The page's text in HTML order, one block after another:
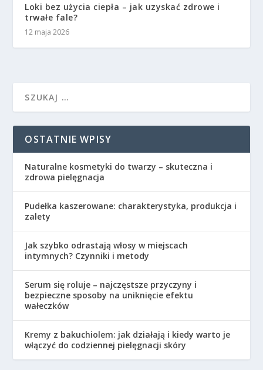
Loki bez użycia ciepła – jak uzyskać zdrowe i
trwałe fale?
12 maja 2026
OSTATNIE WPISY
Naturalne kosmetyki do twarzy – skuteczna i
zdrowa pielęgnacja
Pudełka kaszerowane: charakterystyka, produkcja i
zalety
Jak szybko odrastają włosy w miejscach
intymnych? Czynniki i metody
Serum się roluje – najczęstsze przyczyny i
bezpieczne sposoby na uniknięcie efektu
wałeczków
Kremy z bakuchiolem: jak działają i kiedy warto je
włączyć do codziennej pielęgnacji skóry